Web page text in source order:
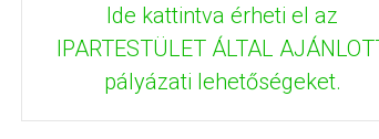
Ide kattintva érheti el az
IPARTESTÜLET ÁLTAL
pályázati lehetőségeket.